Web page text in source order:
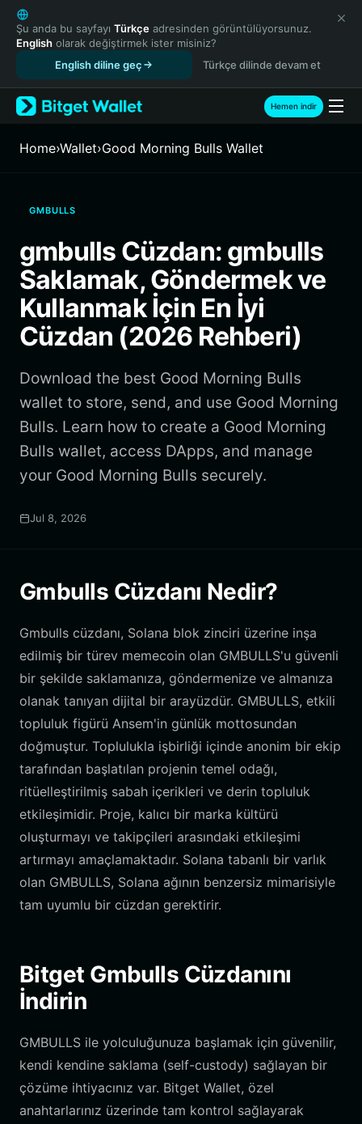
English
日本語
Tiếng Việt
Español (Latinoamérica)
Türkçe
Français
繁體中文
Bahasa Indonesia
ภาษาไทย
हिन्दी
Español
Português (Brasil)
Şu anda bu sayfayı Türkçe adresinden görüntülüyorsunuz.
English olarak değiştirmek ister misiniz?
English diline geç
Türkçe dilinde devam et
Hemen indir
Home›Wallet›Good Morning Bulls Wallet
GMBULLS
gmbulls Cüzdan: gmbulls
Saklamak, Göndermek ve
Kullanmak İçin En İyi
Cüzdan (2026 Rehberi)
Download the best Good Morning Bulls
wallet to store, send, and use Good Morning
Bulls. Learn how to create a Good Morning
Bulls wallet, access DApps, and manage
your Good Morning Bulls securely.
Jul 8, 2026
Gmbulls Cüzdanı Nedir?
Gmbulls cüzdanı, Solana blok zinciri üzerine inşa
edilmiş bir türev memecoin olan GMBULLS'u güvenli
bir şekilde saklamanıza, göndermenize ve almanıza
olanak tanıyan dijital bir arayüzdür. GMBULLS, etkili
topluluk figürü Ansem'in günlük mottosundan
doğmuştur. Toplulukla işbirliği içinde anonim bir ekip
tarafından başlatılan projenin temel odağı,
ritüelleştirilmiş sabah içerikleri ve derin topluluk
etkileşimidir. Proje, kalıcı bir marka kültürü
oluşturmayı ve takipçileri arasındaki etkileşimi
artırmayı amaçlamaktadır. Solana tabanlı bir varlık
olan GMBULLS, Solana ağının benzersiz mimarisiyle
tam uyumlu bir cüzdan gerektirir.
Bitget Gmbulls Cüzdanını
İndirin
GMBULLS ile yolculuğunuza başlamak için güvenilir,
kendi kendine saklama (self-custody) sağlayan bir
çözüme ihtiyacınız var. Bitget Wallet, özel
anahtarlarınız üzerinde tam kontrol sağlayarak